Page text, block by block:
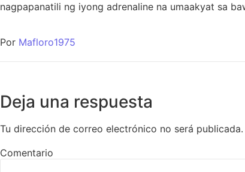
nagpapanatili ng iyong adrenaline na umaakyat sa
Por Mafloro1975
Deja una respuesta
Tu dirección de correo electrónico no será publicada.
Comentario